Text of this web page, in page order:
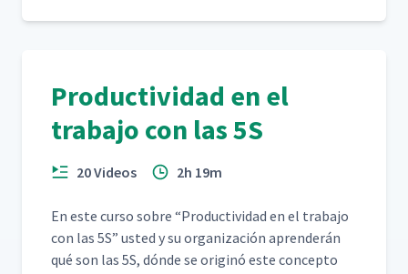
Productividad en el
trabajo con las 5S
20 Videos 2h 19m
En este cur­so sobre “Pro­duc­tivi­dad en el tra­ba­jo
con las 5S” ust­ed y su orga­ni­zación apren­derán
qué son las 5S, dónde se orig­inó este con­cep­to